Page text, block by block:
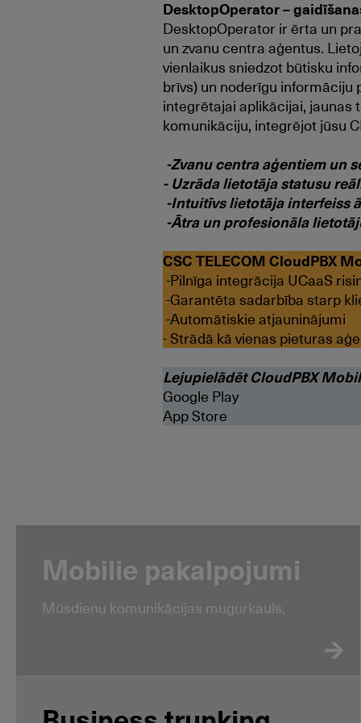
DesktopOperator –
DesktopOperator ir ērta un
un zvanu centra aģentus.
vienlaikus sniedzot būtisku
brīvs) un noderīgu
integrētajai aplikācijai, jaunas
komunikāciju, integrējot jūsu
-Zvanu centra aģentiem un
- Uzrāda lietotāja statusu
-Intuitīvs lietotāja interfeiss
-Ātra un profesionāla
CSC TELECOM CloudPBX
-Pilnīga integrācija UCaaS
-Garantēta sadarbība starp
-Automātiskie atjauninājumi
- Strādā kā vienas pieturas
Lejupielādēt CloudPBX
Google Play
App Store
Mobilie pakalpojumi
Mūsdienu komunikācijas mugurkauls.